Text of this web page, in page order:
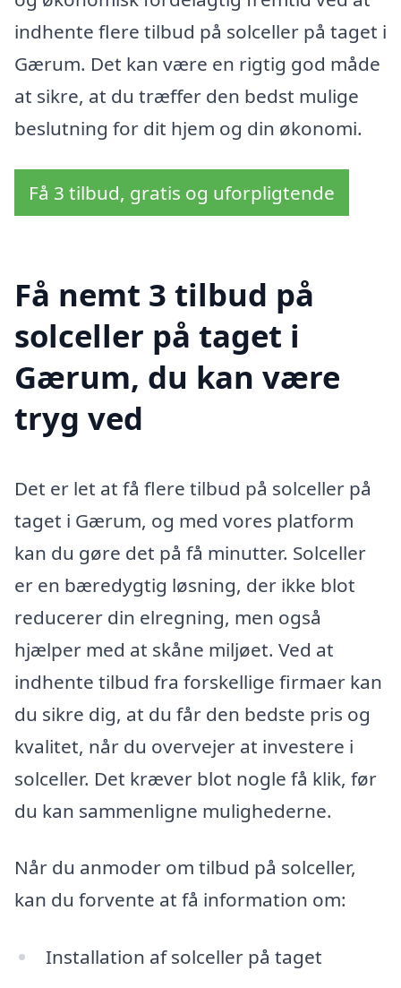
indhente flere tilbud på solceller på taget i
Gærum. Det kan være en rigtig god måde
at sikre, at du træffer den bedst mulige
beslutning for dit hjem og din økonomi.
Få 3 tilbud, gratis og uforpligtende
Få nemt 3 tilbud på
solceller på taget i
Gærum, du kan være
tryg ved
Det er let at få flere tilbud på solceller på
taget i Gærum, og med vores platform
kan du gøre det på få minutter. Solceller
er en bæredygtig løsning, der ikke blot
reducerer din elregning, men også
hjælper med at skåne miljøet. Ved at
indhente tilbud fra forskellige firmaer kan
du sikre dig, at du får den bedste pris og
kvalitet, når du overvejer at investere i
solceller. Det kræver blot nogle få klik, før
du kan sammenligne mulighederne.
Når du anmoder om tilbud på solceller,
kan du forvente at få information om:
Installation af solceller på taget